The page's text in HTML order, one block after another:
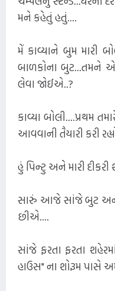
મને કહેતું હતું....
મેં કાવ્યાને બુમ મારી
બાળકોના બુટ...તમને
લેવા જોઈએ..?
કાવ્યા બોલી....પ્રથમ
આવવાની તૈયારી કરી
હું પિન્ટુ અને મારી
સારું આજે સાંજે બુટ
છીએ....
સાંજે ફરતા ફરતા
હાઉસ" ના શોરૂમ પાસે